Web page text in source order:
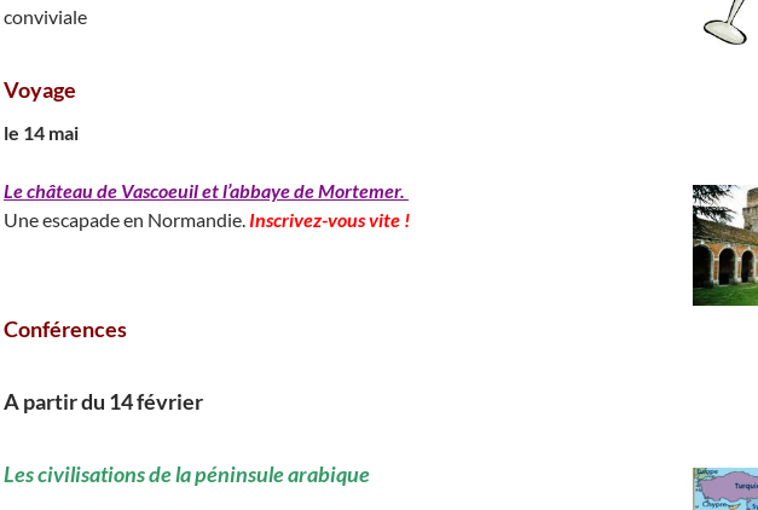
conviviale
Voyage
le 14 mai
Le château de Vascoeuil et l’abbaye de Mortemer.
Une escapade en Normandie. Inscrivez-vous vite !
Conférences
A partir du 14 février
Les civilisations de la péninsule arabique